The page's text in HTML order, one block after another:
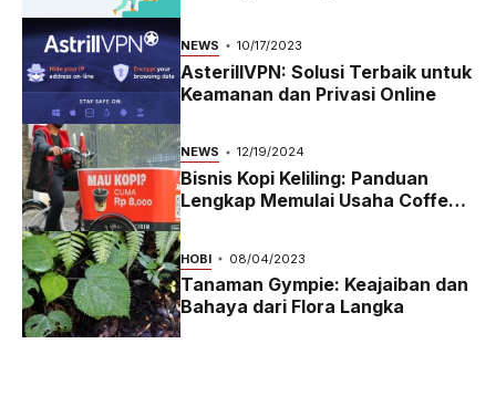
NEWS 10/17/2023
AsterillVPN: Solusi Terbaik untuk
Keamanan dan Privasi Online
NEWS 12/19/2024
Bisnis Kopi Keliling: Panduan
Lengkap Memulai Usaha Coffee
Bike yang Menguntungkan di
2024
HOBI 08/04/2023
Tanaman Gympie: Keajaiban dan
Bahaya dari Flora Langka